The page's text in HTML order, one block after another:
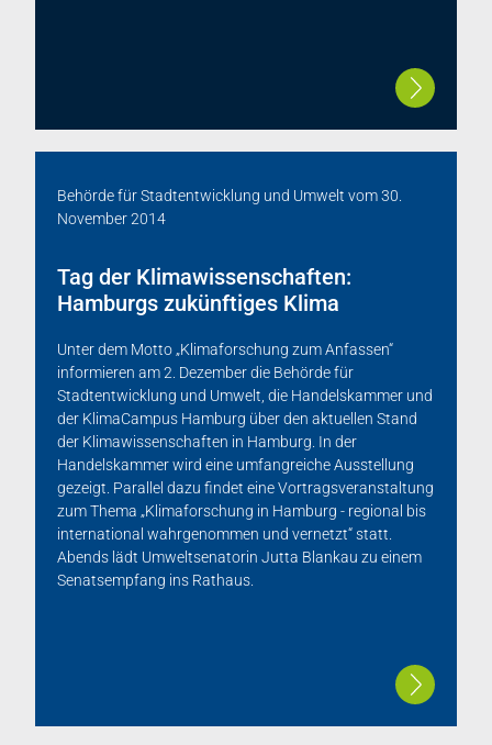
Behörde für Stadtentwicklung und Umwelt vom30.
November 2014
Tag der Klimawissenschaften:
Hamburgs zukünftiges Klima
Unter dem Motto „Klimaforschung zum Anfassen“
informieren am 2. Dezember die Behörde für
Stadtentwicklung und Umwelt, die Handelskammer und
der KlimaCampus Hamburg über den aktuellen Stand
der Klimawissenschaften in Hamburg. In der
Handelskammer wird eine umfangreiche Ausstellung
gezeigt. Parallel dazu findet eine Vortragsveranstaltung
zum Thema „Klimaforschung in Hamburg - regional bis
international wahrgenommen und vernetzt“ statt.
Abends lädt Umweltsenatorin Jutta Blankau zu einem
Senatsempfang ins Rathaus.